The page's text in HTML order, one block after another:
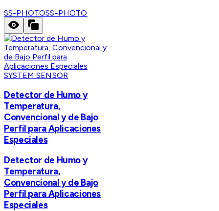
SS-PHOTOSS-PHOTO
SYSTEM SENSOR
Detector de Humo y
Temperatura,
Convencional y de Bajo
Perfil para Aplicaciones
Especiales
Detector de Humo y
Temperatura,
Convencional y de Bajo
Perfil para Aplicaciones
Especiales